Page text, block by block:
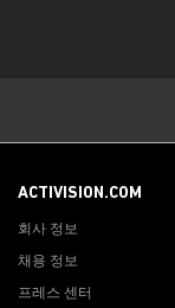
ACTIVISION.COM
회사 정보
채용 정보
프레스 센터